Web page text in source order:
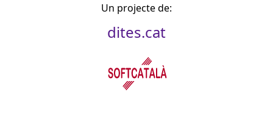
Un projecte de:
dites.cat